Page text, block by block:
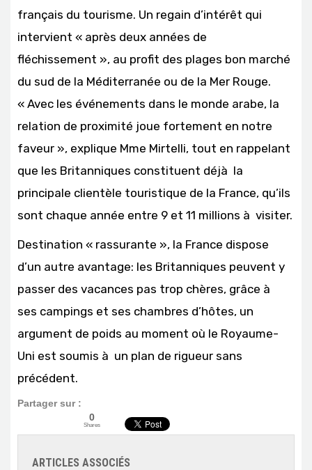
français du tourisme. Un regain d’intérêt qui
intervient « après deux années de
fléchissement », au profit des plages bon marché
du sud de la Méditerranée ou de la Mer Rouge.
« Avec les événements dans le monde arabe, la
relation de proximité joue fortement en notre
faveur », explique Mme Mirtelli, tout en rappelant
que les Britanniques constituent déjà la
principale clientèle touristique de la France, qu’ils
sont chaque année entre 9 et 11 millions à visiter.
Destination « rassurante », la France dispose
d’un autre avantage: les Britanniques peuvent y
passer des vacances pas trop chères, grâce à
ses campings et ses chambres d’hôtes, un
argument de poids au moment où le Royaume-
Uni est soumis à un plan de rigueur sans
précédent.
Partager sur :
0
Shares
ARTICLES ASSOCIÉS